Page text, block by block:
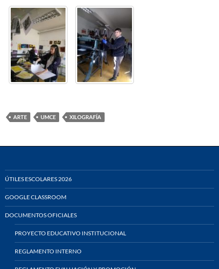
ARTE UMCE XILOGRAFÍA
ÚTILES ESCOLARES 2026
GOOGLE CLASSROOM
DOCUMENTOS OFICIALES
PROYECTO EDUCATIVO INSTITUCIONAL
REGLAMENTO INTERNO